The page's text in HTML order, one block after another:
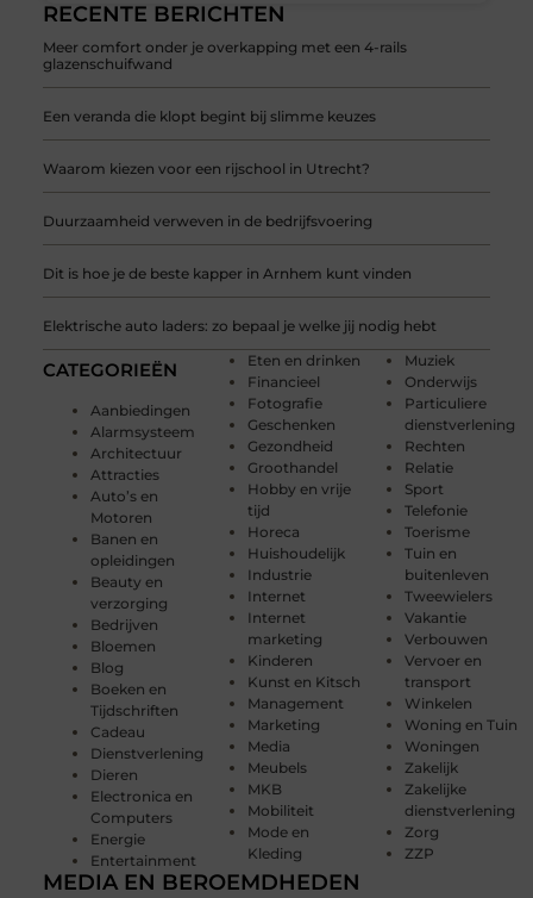
RECENTE BERICHTEN
Meer comfort onder je overkapping met een 4-rails
glazenschuifwand
Een veranda die klopt begint bij slimme keuzes
Waarom kiezen voor een rijschool in Utrecht?
Duurzaamheid verweven in de bedrijfsvoering
Dit is hoe je de beste kapper in Arnhem kunt vinden
Elektrische auto laders: zo bepaal je welke jij nodig hebt
CATEGORIEËN
Aanbiedingen
Alarmsysteem
Architectuur
Attracties
Auto’s en
Motoren
Banen en
opleidingen
Beauty en
verzorging
Bedrijven
Bloemen
Blog
Boeken en
Tijdschriften
Cadeau
Dienstverlening
Dieren
Electronica en
Computers
Energie
Entertainment
Eten en drinken
Financieel
Fotografie
Geschenken
Gezondheid
Groothandel
Hobby en vrije
tijd
Horeca
Huishoudelijk
Industrie
Internet
Internet
marketing
Kinderen
Kunst en Kitsch
Management
Marketing
Media
Meubels
MKB
Mobiliteit
Mode en
Kleding
Muziek
Onderwijs
Particuliere
dienstverlening
Rechten
Relatie
Sport
Telefonie
Toerisme
Tuin en
buitenleven
Tweewielers
Vakantie
Verbouwen
Vervoer en
transport
Winkelen
Woning en Tuin
Woningen
Zakelijk
Zakelijke
dienstverlening
Zorg
ZZP
MEDIA EN BEROEMDHEDEN